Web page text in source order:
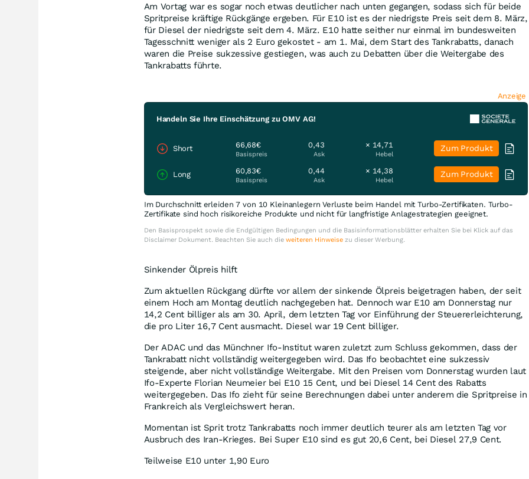
Am Vortag war es sogar noch etwas deutlicher nach unten gegangen, sodass sich für beide
Spritpreise kräftige Rückgänge ergeben. Für E10 ist es der niedrigste Preis seit dem 8. März,
für Diesel der niedrigste seit dem 4. März. E10 hatte seither nur einmal im bundesweiten
Tagesschnitt weniger als 2 Euro gekostet - am 1. Mai, dem Start des Tankrabatts, danach
waren die Preise sukzessive gestiegen, was auch zu Debatten über die Weitergabe des
Tankrabatts führte.
Anzeige
Handeln Sie Ihre Einschätzung zu OMV AG!
Short 66,68€
Basispreis
0,43
Ask
× 14,71
Hebel
Zum Produkt
Long 60,83€
Basispreis
0,44
Ask
× 14,38
Hebel
Zum Produkt
Im Durchschnitt erleiden 7 von 10 Kleinanlegern Verluste beim Handel mit Turbo-Zertifikaten. Turbo-
Zertifikate sind hoch risikoreiche Produkte und nicht für langfristige Anlagestrategien geeignet.
Den Basisprospekt sowie die Endgültigen Bedingungen und die Basisinformationsblätter erhalten Sie bei Klick auf das
Disclaimer Dokument. Beachten Sie auch die weiteren Hinweisezu dieser Werbung.
Sinkender Ölpreis hilft
Zum aktuellen Rückgang dürfte vor allem der sinkende Ölpreis beigetragen haben, der seit
einem Hoch am Montag deutlich nachgegeben hat. Dennoch war E10 am Donnerstag nur
14,2 Cent billiger als am 30. April, dem letzten Tag vor Einführung der Steuererleichterung,
die pro Liter 16,7 Cent ausmacht. Diesel war 19 Cent billiger.
Der ADAC und das Münchner Ifo-Institut waren zuletzt zum Schluss gekommen, dass der
Tankrabatt nicht vollständig weitergegeben wird. Das Ifo beobachtet eine sukzessiv
steigende, aber nicht vollständige Weitergabe. Mit den Preisen vom Donnerstag wurden laut
Ifo-Experte Florian Neumeier bei E10 15 Cent, und bei Diesel 14 Cent des Rabatts
weitergegeben. Das Ifo zieht für seine Berechnungen dabei unter anderem die Spritpreise in
Frankreich als Vergleichswert heran.
Momentan ist Sprit trotz Tankrabatts noch immer deutlich teurer als am letzten Tag vor
Ausbruch des Iran-Krieges. Bei Super E10 sind es gut 20,6 Cent, bei Diesel 27,9 Cent.
Teilweise E10 unter 1,90 Euro